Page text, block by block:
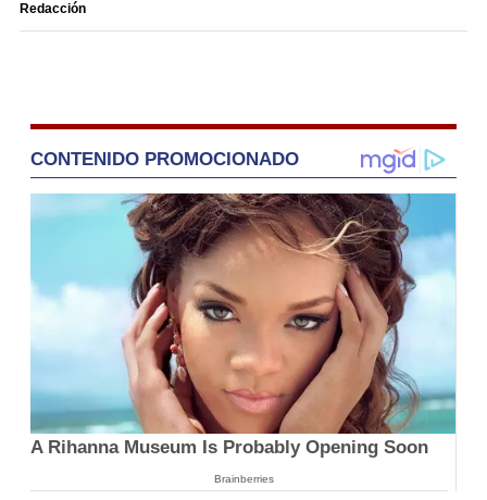
Redacción
CONTENIDO PROMOCIONADO
A Rihanna Museum Is Probably Opening Soon
Brainberries